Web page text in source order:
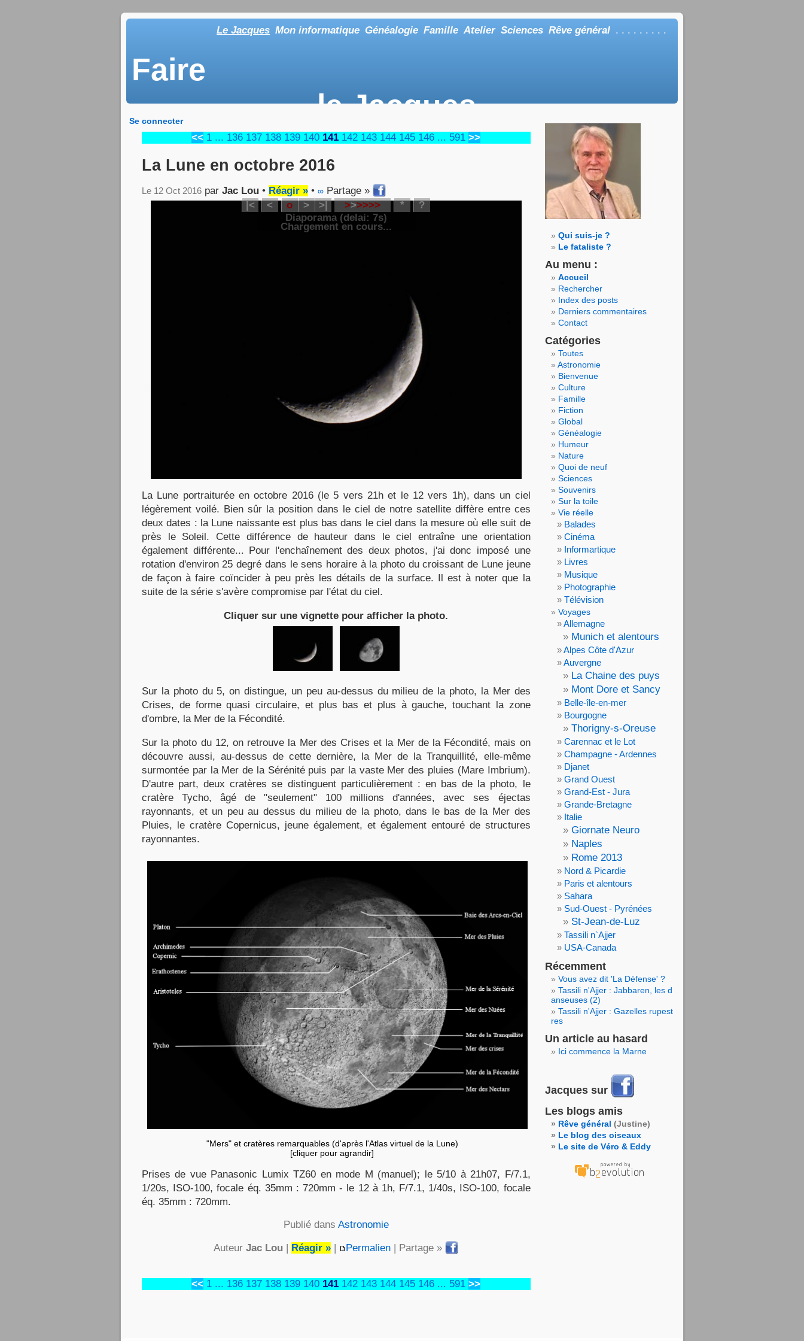
Le Jacques Mon informatique Généalogie Famille Atelier Sciences Rêve général . . . . . . . . .
Faire
le Jacques
Se connecter
<< 1 ... 136 137 138 139 140 141 142 143 144 145 146 ... 591 >>
La Lune en octobre 2016
Le 12 Oct 2016 par Jac Lou • Réagir » • ∞ Partage »
|<
< o > >| >>>>>> *
?
Diaporama (delai: 7s)
Chargement en cours...
La Lune portraiturée en octobre 2016 (le 5 vers 21h et le 12 vers 1h), dans un ciel
légèrement voilé. Bien sûr la position dans le ciel de notre satellite diffère entre ces
deux dates : la Lune naissante est plus bas dans le ciel dans la mesure où elle suit de
près le Soleil. Cette différence de hauteur dans le ciel entraîne une orientation
également différente... Pour l'enchaînement des deux photos, j'ai donc imposé une
rotation d'environ 25 degré dans le sens horaire à la photo du croissant de Lune jeune
de façon à faire coïncider à peu près les détails de la surface. Il est à noter que la
suite de la série s'avère compromise par l'état du ciel.
Cliquer sur une vignette pour afficher la photo.
Sur la photo du 5, on distingue, un peu au-dessus du milieu de la photo, la Mer des
Crises, de forme quasi circulaire, et plus bas et plus à gauche, touchant la zone
d'ombre, la Mer de la Fécondité.
Sur la photo du 12, on retrouve la Mer des Crises et la Mer de la Fécondité, mais on
découvre aussi, au-dessus de cette dernière, la Mer de la Tranquillité, elle-même
surmontée par la Mer de la Sérénité puis par la vaste Mer des pluies (Mare Imbrium).
D'autre part, deux cratères se distinguent particulièrement : en bas de la photo, le
cratère Tycho, âgé de "seulement" 100 millions d'années, avec ses éjectas
rayonnants, et un peu au dessus du milieu de la photo, dans le bas de la Mer des
Pluies, le cratère Copernicus, jeune également, et également entouré de structures
rayonnantes.
"Mers" et cratères remarquables (d'après l'Atlas virtuel de la Lune)
[cliquer pour agrandir]
Prises de vue Panasonic Lumix TZ60 en mode M (manuel); le 5/10 à 21h07, F/7.1,
1/20s, ISO-100, focale éq. 35mm : 720mm - le 12 à 1h, F/7.1, 1/40s, ISO-100, focale
éq. 35mm : 720mm.
Publié dans Astronomie
AuteurJac Lou | Réagir » | Permalien | Partage »
<< 1 ... 136 137 138 139 140 141 142 143 144 145 146 ... 591 >>
Qui suis-je ?
Le fataliste ?
Au menu :
Accueil
Rechercher
Index des posts
Derniers commentaires
Contact
Catégories
Toutes
Astronomie
Bienvenue
Culture
Famille
Fiction
Global
Généalogie
Humeur
Nature
Quoi de neuf
Sciences
Souvenirs
Sur la toile
Vie réelle
Balades
Cinéma
Informartique
Livres
Musique
Photographie
Télévision
Voyages
Allemagne
Munich et alentours
Alpes Côte d'Azur
Auvergne
La Chaine des puys
Mont Dore et Sancy
Belle-île-en-mer
Bourgogne
Thorigny-s-Oreuse
Carennac et le Lot
Champagne - Ardennes
Djanet
Grand Ouest
Grand-Est - Jura
Grande-Bretagne
Italie
Giornate Neuro
Naples
Rome 2013
Nord & Picardie
Paris et alentours
Sahara
Sud-Ouest - Pyrénées
St-Jean-de-Luz
Tassili n`Ajjer
USA-Canada
Récemment
Vous avez dit 'La Défense' ?
Tassili n'Ajjer : Jabbaren, les d
anseuses (2)
Tassili n'Ajjer : Gazelles rupest
res
Un article au hasard
Ici commence la Marne
Jacques sur
Les blogs amis
Rêve général (Justine)
Le blog des oiseaux
Le site de Véro & Eddy